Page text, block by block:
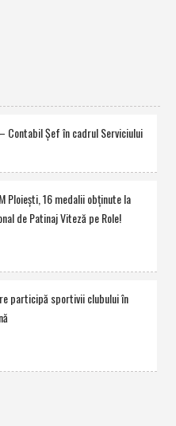
Contabil Şef în cadrul Serviciului
Ploieşti, 16 medalii obţinute la
de Patinaj Viteză pe Role!
participă sportivii clubului în